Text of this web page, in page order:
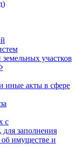
участков
иные акты в сфере
с
заполнения
об имуществе и